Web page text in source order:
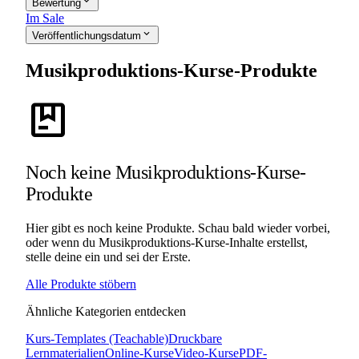
Bewertung
Im Sale
Veröffentlichungsdatum expand_more
Musikproduktions-Kurse-Produkte
package
Noch keine Musikproduktions-Kurse-
Produkte
Hier gibt es noch keine Produkte. Schau bald wieder vorbei,
oder wenn du Musikproduktions-Kurse-Inhalte erstellst,
stelle deine ein und sei der Erste.
Alle Produkte stöbern
Ähnliche Kategorien entdecken
Kurs-Templates (Teachable)Druckbare
LernmaterialienOnline-KurseVideo-KursePDF-